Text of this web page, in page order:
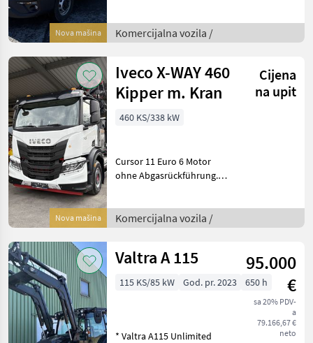
Nova mašina
erhalten Sie bei unseren
Verkaufsberater* 3, 5 t
Komercijalna vozila /
Nova mašina
Iveco X-WAY 460
Kipper m. Kran
Cijena
na upit
460 KS/338 kW
Cursor 11 Euro 6 Motor
ohne Abgasrückführung.
Luftfederung an
Hinterachse, 90 km/h
Berganfahrhilf
Komercijalna vozila /
Valtra A 115
95.000
€
sa 20% PDV-
a
79.166,67 €
neto
115 KS/85 kW God. pr. 2023 650 h
* Valtra A115 Unlimited